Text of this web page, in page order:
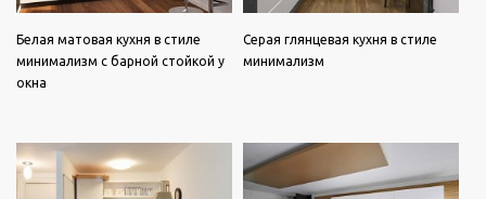
Белая матовая кухня в стиле
минимализм с барной стойкой у
окна
Серая глянцевая кухня в стиле
минимализм